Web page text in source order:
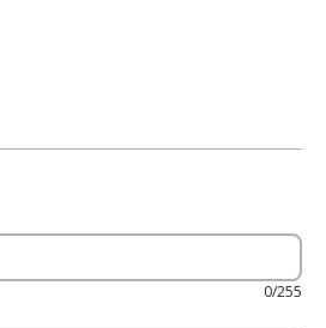
0/255